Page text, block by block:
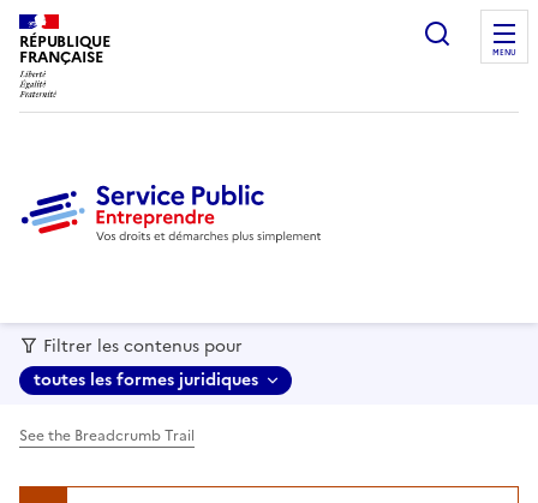
RÉPUBLIQUE
FRANÇAISE MENU
Filtrer les contenus pour
toutes les formes juridiques
See the Breadcrumb Trail